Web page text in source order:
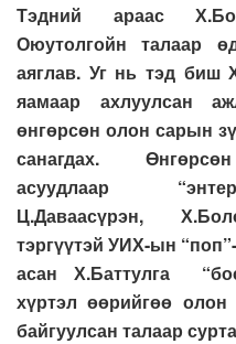
Тэдний араас
Оюутолгойн талаар
аяглав. Уг нь тэд биш
яамаар ахлуулсан
өнгөрсөн олон сарын
санагдах.
асуудлаар
Ц.Даваасүрэн,
тэргүүтэй УИХ-ын
асан Х.Баттулга
хүртэл өөрийгөө
байгуулсан талаар